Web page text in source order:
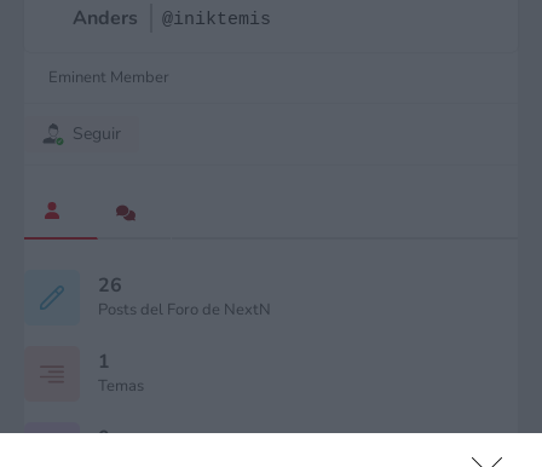
Anders @iniktemis
Eminent Member
Seguir
26
Posts del Foro de NextN
1
Temas
0